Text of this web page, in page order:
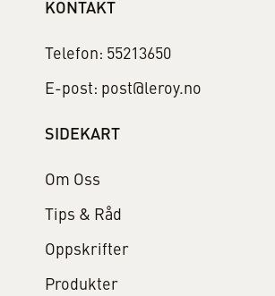
KONTAKT
Telefon: 55213650
E-post: post@leroy.no
SIDEKART
Om Oss
Tips & Råd
Oppskrifter
Produkter